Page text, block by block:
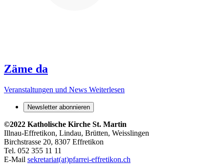
Zäme da
Veranstaltungen und News Weiterlesen
Newsletter abonnieren
©2022 Katholische Kirche St. Martin
Illnau-Effretikon, Lindau, Brütten, Weisslingen
Birchstrasse 20, 8307 Effretikon
Tel. 052 355 11 11
E-Mail sekretariat(at)pfarrei-effretikon.ch